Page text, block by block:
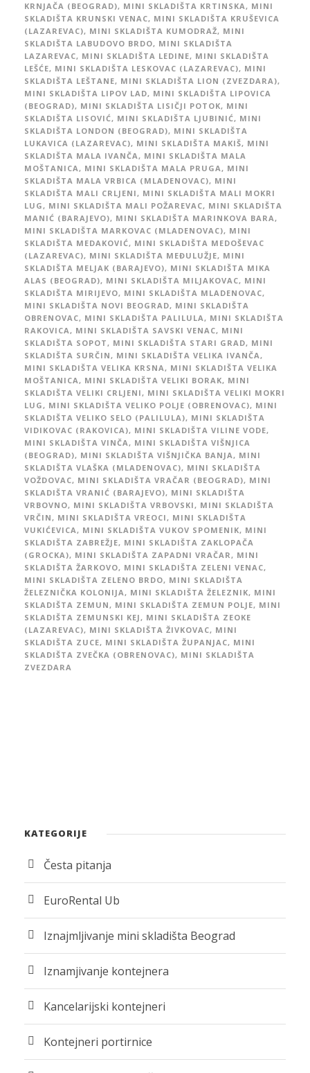
KRNJAČA (BEOGRAD), MINI SKLADIŠTA KRTINSKA, MINI
SKLADIŠTA KRUNSKI VENAC, MINI SKLADIŠTA KRUŠEVICA
(LAZAREVAC), MINI SKLADIŠTA KUMODRAŽ, MINI
SKLADIŠTA LABUDOVO BRDO, MINI SKLADIŠTA
LAZAREVAC, MINI SKLADIŠTA LEDINE, MINI SKLADIŠTA
LEŠĆE, MINI SKLADIŠTA LESKOVAC (LAZAREVAC), MINI
SKLADIŠTA LEŠTANE, MINI SKLADIŠTA LION (ZVEZDARA),
MINI SKLADIŠTA LIPOV LAD, MINI SKLADIŠTA LIPOVICA
(BEOGRAD), MINI SKLADIŠTA LISIČJI POTOK, MINI
SKLADIŠTA LISOVIĆ, MINI SKLADIŠTA LJUBINIĆ, MINI
SKLADIŠTA LONDON (BEOGRAD), MINI SKLADIŠTA
LUKAVICA (LAZAREVAC), MINI SKLADIŠTA MAKIŠ, MINI
SKLADIŠTA MALA IVANČA, MINI SKLADIŠTA MALA
MOŠTANICA, MINI SKLADIŠTA MALA PRUGA, MINI
SKLADIŠTA MALA VRBICA (MLADENOVAC), MINI
SKLADIŠTA MALI CRLJENI, MINI SKLADIŠTA MALI MOKRI
LUG, MINI SKLADIŠTA MALI POŽAREVAC, MINI SKLADIŠTA
MANIĆ (BARAJEVO), MINI SKLADIŠTA MARINKOVA BARA,
MINI SKLADIŠTA MARKOVAC (MLADENOVAC), MINI
SKLADIŠTA MEDAKOVIĆ, MINI SKLADIŠTA MEDOŠEVAC
(LAZAREVAC), MINI SKLADIŠTA MEĐULUŽJE, MINI
SKLADIŠTA MELJAK (BARAJEVO), MINI SKLADIŠTA MIKA
ALAS (BEOGRAD), MINI SKLADIŠTA MILJAKOVAC, MINI
SKLADIŠTA MIRIJEVO, MINI SKLADIŠTA MLADENOVAC,
MINI SKLADIŠTA NOVI BEOGRAD, MINI SKLADIŠTA
OBRENOVAC, MINI SKLADIŠTA PALILULA, MINI SKLADIŠTA
RAKOVICA, MINI SKLADIŠTA SAVSKI VENAC, MINI
SKLADIŠTA SOPOT, MINI SKLADIŠTA STARI GRAD, MINI
SKLADIŠTA SURČIN, MINI SKLADIŠTA VELIKA IVANČA,
MINI SKLADIŠTA VELIKA KRSNA, MINI SKLADIŠTA VELIKA
MOŠTANICA, MINI SKLADIŠTA VELIKI BORAK, MINI
SKLADIŠTA VELIKI CRLJENI, MINI SKLADIŠTA VELIKI MOKRI
LUG, MINI SKLADIŠTA VELIKO POLJE (OBRENOVAC), MINI
SKLADIŠTA VELIKO SELO (PALILULA), MINI SKLADIŠTA
VIDIKOVAC (RAKOVICA), MINI SKLADIŠTA VILINE VODE,
MINI SKLADIŠTA VINČA, MINI SKLADIŠTA VIŠNJICA
(BEOGRAD), MINI SKLADIŠTA VIŠNJIČKA BANJA, MINI
SKLADIŠTA VLAŠKA (MLADENOVAC), MINI SKLADIŠTA
VOŽDOVAC, MINI SKLADIŠTA VRAČAR (BEOGRAD), MINI
SKLADIŠTA VRANIĆ (BARAJEVO), MINI SKLADIŠTA
VRBOVNO, MINI SKLADIŠTA VRBOVSKI, MINI SKLADIŠTA
VRČIN, MINI SKLADIŠTA VREOCI, MINI SKLADIŠTA
VUKIĆEVICA, MINI SKLADIŠTA VUKOV SPOMENIK, MINI
SKLADIŠTA ZABREŽJE, MINI SKLADIŠTA ZAKLOPAČA
(GROCKA), MINI SKLADIŠTA ZAPADNI VRAČAR, MINI
SKLADIŠTA ŽARKOVO, MINI SKLADIŠTA ZELENI VENAC,
MINI SKLADIŠTA ZELENO BRDO, MINI SKLADIŠTA
ŽELEZNIČKA KOLONIJA, MINI SKLADIŠTA ŽELEZNIK, MINI
SKLADIŠTA ZEMUN, MINI SKLADIŠTA ZEMUN POLJE, MINI
SKLADIŠTA ZEMUNSKI KEJ, MINI SKLADIŠTA ZEOKE
(LAZAREVAC), MINI SKLADIŠTA ŽIVKOVAC, MINI
SKLADIŠTA ZUCE, MINI SKLADIŠTA ŽUPANJAC, MINI
SKLADIŠTA ZVEČKA (OBRENOVAC), MINI SKLADIŠTA
ZVEZDARA
KATEGORIJE
Česta pitanja
EuroRental Ub
Iznajmljivanje mini skladišta Beograd
Iznamjivanje kontejnera
Kancelarijski kontejneri
Kontejneri portirnice